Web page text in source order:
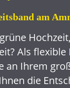
am
Als flexible
an Ihrem
die